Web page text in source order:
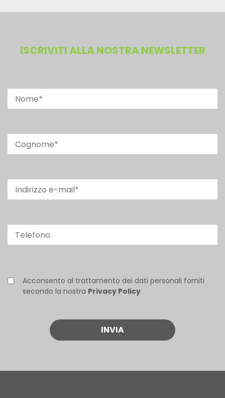
ISCRIVITI ALLA NOSTRA NEWSLETTER
Acconsento al trattamento dei dati personali forniti
secondo la nostra Privacy Policy